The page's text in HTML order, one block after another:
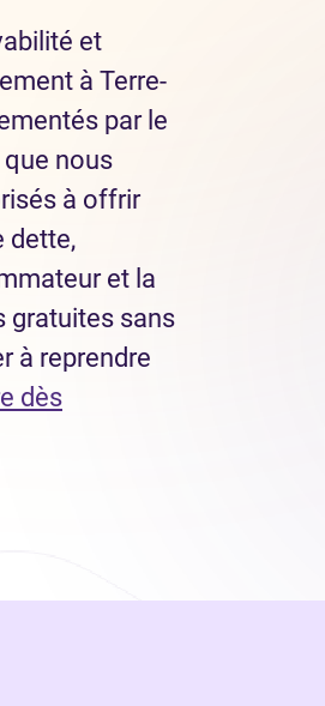
et
à Terre-
par le
nous
à offrir
dette,
et la
gratuites sans
à reprendre
dès